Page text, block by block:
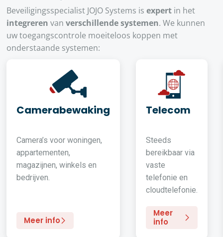
Beveiligingsspecialist JOJO Systems isexpert in het
integreren vanverschillende systemen. We kunnen
uw toegangscontrole moeiteloos koppen met
onderstaande systemen:
Camerabewaking
Camera’s voor woningen,
appartementen,
magazijnen, winkels en
bedrijven.
Meer info
Telecom
Steeds
bereikbaar via
vaste
telefonie en
cloudtelefonie.
Meer
info